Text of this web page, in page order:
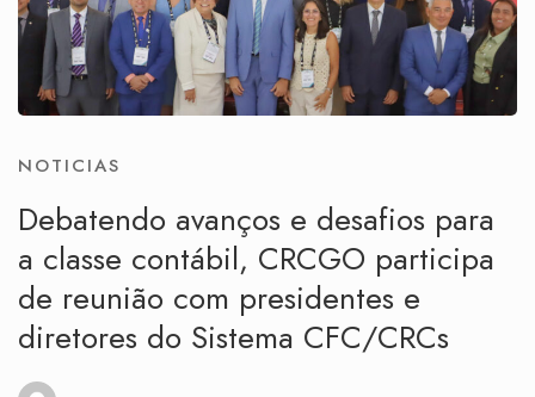
NOTICIAS
Debatendo avanços e desafios para
a classe contábil, CRCGO participa
de reunião com presidentes e
diretores do Sistema CFC/CRCs